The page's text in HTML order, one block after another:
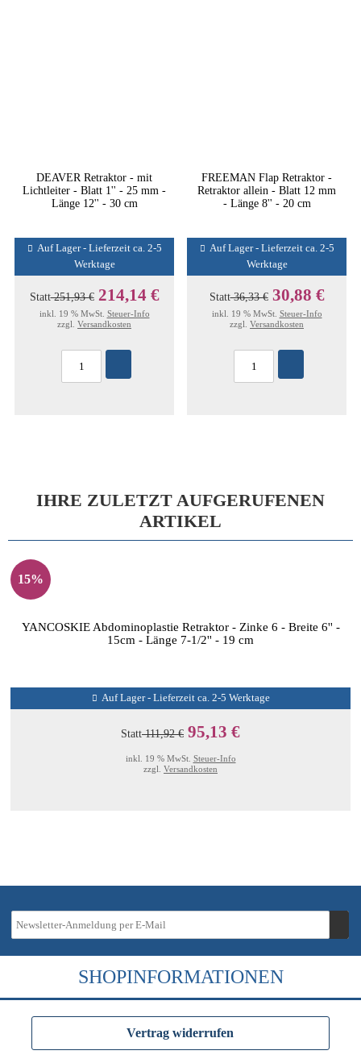
DEAVER Retraktor - mit
Lichtleiter - Blatt 1'' - 25 mm -
Länge 12'' - 30 cm
Auf Lager - Lieferzeit ca. 2-5
Werktage
Statt251,93 € 214,14 €
inkl. 19 % MwSt. Steuer-Info
zzgl. Versandkosten
FREEMAN Flap Retraktor -
Retraktor allein - Blatt 12 mm
- Länge 8'' - 20 cm
Auf Lager - Lieferzeit ca. 2-5
Werktage
Statt36,33 € 30,88 €
inkl. 19 % MwSt. Steuer-Info
zzgl. Versandkosten
IHRE ZULETZT AUFGERUFENEN
ARTIKEL
15%
YANCOSKIE Abdominoplastie Retraktor - Zinke 6 - Breite 6'' -
15cm - Länge 7-1/2'' - 19 cm
Auf Lager - Lieferzeit ca. 2-5 Werktage
Statt111,92 € 95,13 €
inkl. 19 % MwSt. Steuer-Info
zzgl. Versandkosten
SHOPINFORMATIONEN
Vertrag widerrufen